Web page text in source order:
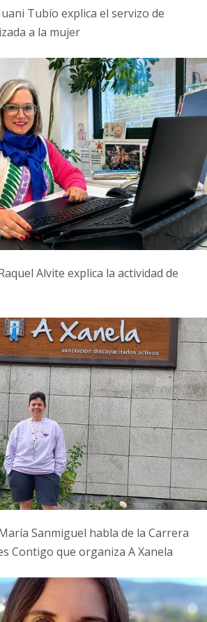
Tubío explica el servizo de
a la mujer
Alvite explica la actividad de
Sanmiguel habla de la Carrera
Contigo que organiza A Xanela